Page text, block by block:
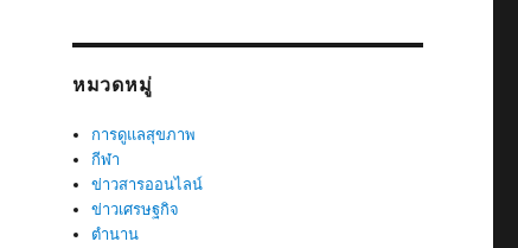
หมวดหมู่
การดูแลสุขภาพ
กีฬา
ข่าวสารออนไลน์
ข่าวเศรษฐกิจ
ตำนาน